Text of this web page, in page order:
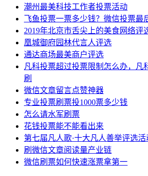
潮州最美科技工作者投票活动
飞鱼投票一票多少钱？微信投票最
2019年北京市舌尖上的美食网络评
凰城御府园林代言人评选
通达商场最美商户评选
凡科投票超过投票限制怎么办，凡
刷
微信文章留言点赞神器
专业投票刷票投1000票多少钱
怎么请水军刷票
花钱投票能不能看出来
第七届凡人歌·十大凡人善举评选活
刷微信文章阅读量产业链
微信刷票如何快速涨票拿第一